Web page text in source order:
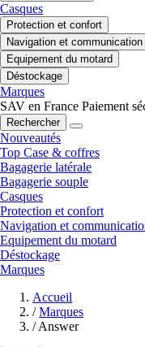
Casques
Protection et confort
Navigation et communication
Equipement du motard
Déstockage
Marques
SAV en France Paiement
Rechercher
Nouveautés
Top Case & coffres
Bagagerie latérale
Bagagerie souple
Casques
Protection et confort
Navigation et
Equipement du motard
Déstockage
Marques
Accueil
/ Marques
/ Answer